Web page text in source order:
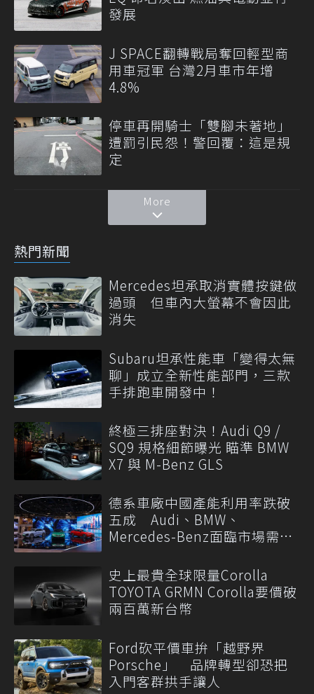
發展
J SPACE翻轉戰局奪回輕型商
用車冠軍 台灣2月車市年增
4.8%
停車再開騎士「雙腳未著地」
遭罰引民怨！警回覆：這是規
定
More
熱門新聞
Mercedes坦承取消實體按鍵做
過頭 但車內大螢幕不會因此
消失
Subaru坦承性能車「變得太無
聊」成立全新性能部門，三款
手排跑車開發中！
終極三排座對決！Audi Q9 /
SQ9 規格細節曝光 瞄準 BMW
X7 與 M-Benz GLS
德系車廠中國產能利用率跌破
五成 Audi、BMW、
Mercedes-Benz面臨市場需求
史上最貴全球限量Corolla
TOYOTA GRMN Corolla要價破
兩百萬新台幣
Ford砍平價車拚「越野界
Porsche」 品牌轉型卻恐把
入門客群拱手讓人